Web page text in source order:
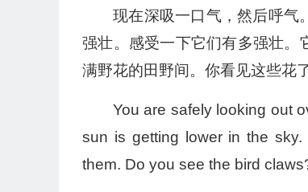
现在深吸一口气，然后呼气
强壮。感受一下它们有多强壮。
满野花的田野间。你看见这些花
You are safely looking out
sun is getting lower in the
them. Do you see the bird